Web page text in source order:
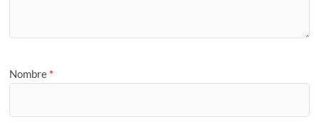
Nombre *